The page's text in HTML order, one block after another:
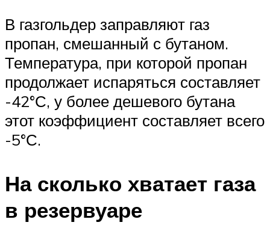
В газгольдер заправляют газ
пропан, смешанный с бутаном.
Температура, при которой пропан
продолжает испаряться составляет
-42°С, у более дешевого бутана
этот коэффициент составляет всего
-5°С.
На сколько хватает газа
в резервуаре